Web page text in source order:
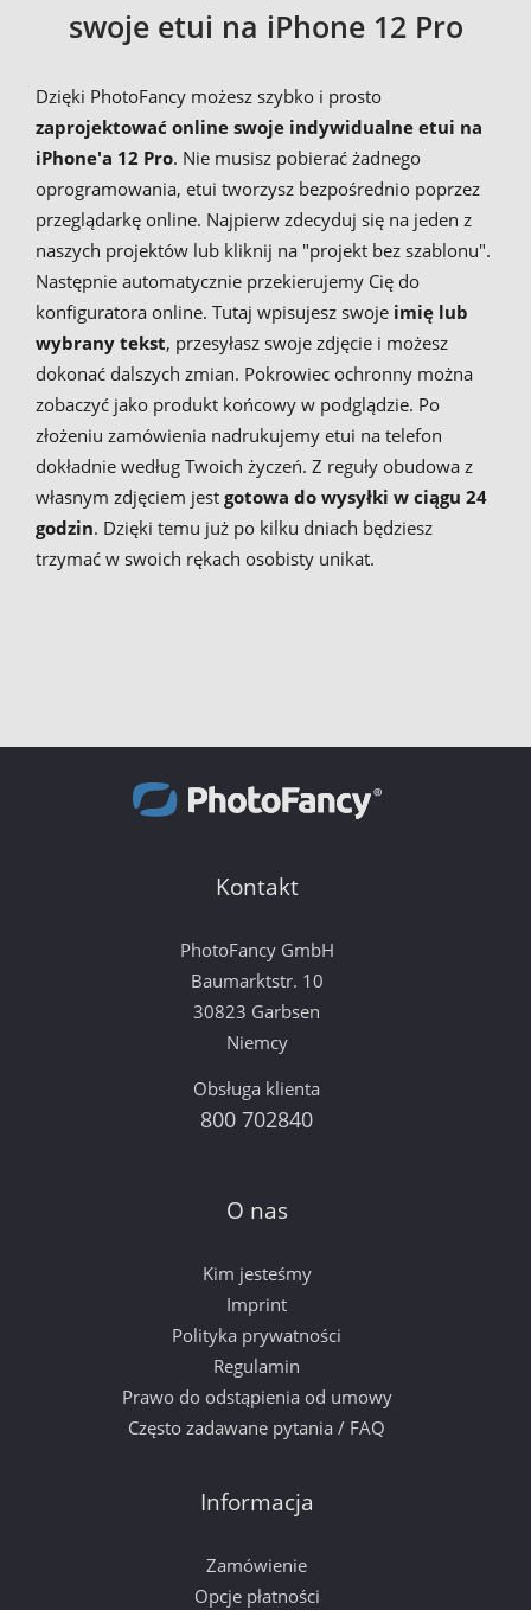
swoje etui na iPhone 12 Pro
Dzięki PhotoFancy możesz szybko i prosto
zaprojektować online swoje indywidualne etui na
iPhone'a 12 Pro. Nie musisz pobierać żadnego
oprogramowania, etui tworzysz bezpośrednio poprzez
przeglądarkę online. Najpierw zdecyduj się na jeden z
naszych projektów lub kliknij na "projekt bez szablonu".
Następnie automatycznie przekierujemy Cię do
konfiguratora online. Tutaj wpisujesz swoje imię lub
wybrany tekst, przesyłasz swoje zdjęcie i możesz
dokonać dalszych zmian. Pokrowiec ochronny można
zobaczyć jako produkt końcowy w podglądzie. Po
złożeniu zamówienia nadrukujemy etui na telefon
dokładnie według Twoich życzeń. Z reguły obudowa z
własnym zdjęciem jest gotowa do wysyłki w ciągu 24
godzin. Dzięki temu już po kilku dniach będziesz
trzymać w swoich rękach osobisty unikat.
Kontakt
PhotoFancy GmbH
Baumarktstr. 10
30823 Garbsen
Niemcy
Obsługa klienta
800 702840
O nas
Kim jesteśmy
Imprint
Polityka prywatności
Regulamin
Prawo do odstąpienia od umowy
Często zadawane pytania / FAQ
Informacja
Zamówienie
Opcje płatności